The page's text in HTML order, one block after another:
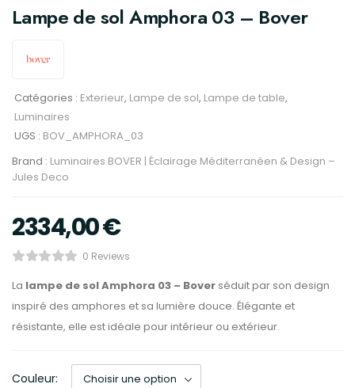
Lampe de sol Amphora 03 – Bover
Catégories : Exterieur, Lampe de sol, Lampe de table,
Luminaires
UGS : BOV_AMPHORA_03
Brand : Luminaires BOVER | Éclairage Méditerranéen & Design –
Jules Deco
2334,00€
0 Reviews
La lampe de sol Amphora 03 – Bover séduit par son design
inspiré des amphores et sa lumière douce. Élégante et
résistante, elle est idéale pour intérieur ou extérieur.
Couleur: